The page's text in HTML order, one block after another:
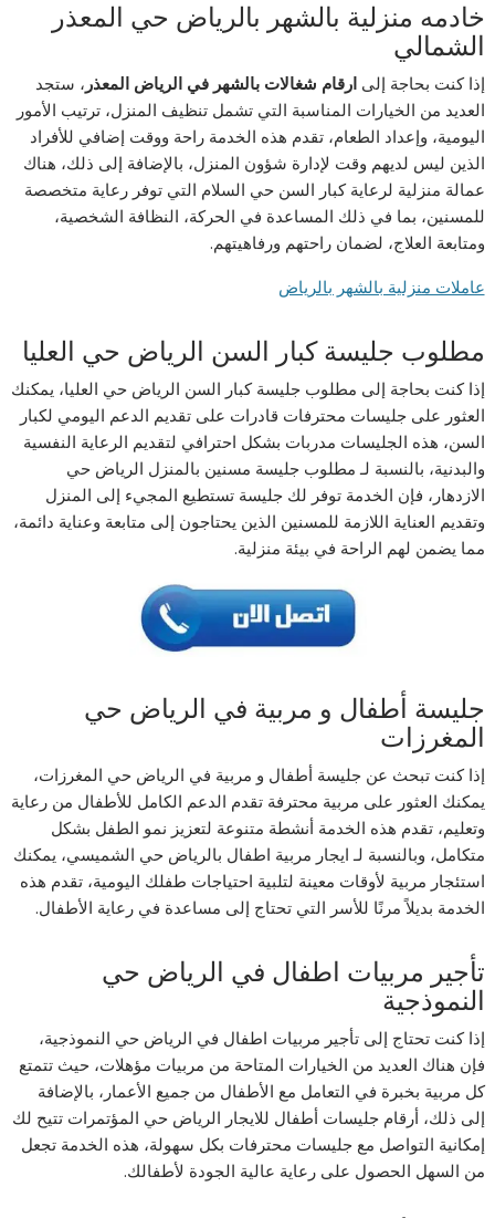
خادمه منزلية بالشهر بالرياض حي المعذر
الشمالي
إذا كنت بحاجة إلىارقام شغالات بالشهر في الرياض المعذر ، ستجد
العديد من الخيارات المناسبة التي تشمل تنظيف المنزل، ترتيب الأمور
اليومية، وإعداد الطعام، تقدم هذه الخدمة راحة ووقت إضافي للأفراد
الذين ليس لديهم وقت لإدارة شؤون المنزل، بالإضافة إلى ذلك، هناك
عمالة منزلية لرعاية كبار السن حي السلام التي توفر رعاية متخصصة
للمسنين، بما في ذلك المساعدة في الحركة، النظافة الشخصية،
ومتابعة العلاج، لضمان راحتهم ورفاهيتهم.
عاملات منزلية بالشهر بالرياض
مطلوب جليسة كبار السن الرياض حي العليا
إذا كنت بحاجة إلى مطلوب جليسة كبار السن الرياض حي العليا، يمكنك
العثور على جليسات محترفات قادرات على تقديم الدعم اليومي لكبار
السن، هذه الجليسات مدربات بشكل احترافي لتقديم الرعاية النفسية
والبدنية، بالنسبة لـ مطلوب جليسة مسنين بالمنزل الرياض حي
الازدهار، فإن الخدمة توفر لك جليسة تستطيع المجيء إلى المنزل
وتقديم العناية اللازمة للمسنين الذين يحتاجون إلى متابعة وعناية دائمة،
مما يضمن لهم الراحة في بيئة منزلية.
جليسة أطفال و مربية في الرياض حي
المغرزات
إذا كنت تبحث عن جليسة أطفال و مربية في الرياض حي المغرزات،
يمكنك العثور على مربية محترفة تقدم الدعم الكامل للأطفال من رعاية
وتعليم، تقدم هذه الخدمة أنشطة متنوعة لتعزيز نمو الطفل بشكل
متكامل، وبالنسبة لـ ايجار مربية اطفال بالرياض حي الشميسي، يمكنك
استئجار مربية لأوقات معينة لتلبية احتياجات طفلك اليومية، تقدم هذه
الخدمة بديلاً مرنًا للأسر التي تحتاج إلى مساعدة في رعاية الأطفال.
تأجير مربيات اطفال في الرياض حي
النموذجية
إذا كنت تحتاج إلى تأجير مربيات اطفال في الرياض حي النموذجية،
فإن هناك العديد من الخيارات المتاحة من مربيات مؤهلات، حيث تتمتع
كل مربية بخبرة في التعامل مع الأطفال من جميع الأعمار، بالإضافة
إلى ذلك، أرقام جليسات أطفال للايجار الرياض حي المؤتمرات تتيح لك
إمكانية التواصل مع جليسات محترفات بكل سهولة، هذه الخدمة تجعل
من السهل الحصول على رعاية عالية الجودة لأطفالك.